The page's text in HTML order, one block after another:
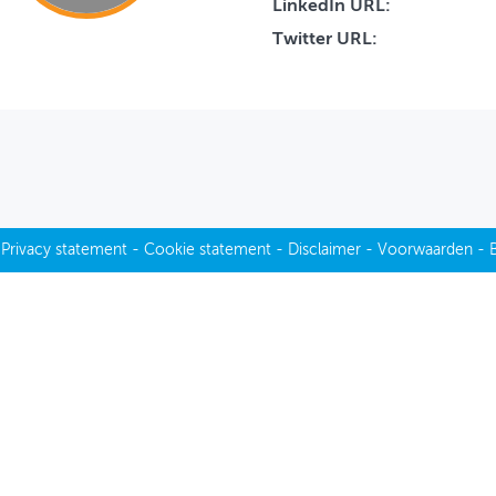
LinkedIn URL:
Twitter URL:
Privacy statement- Cookie statement- Disclaimer- Voorwaarden -